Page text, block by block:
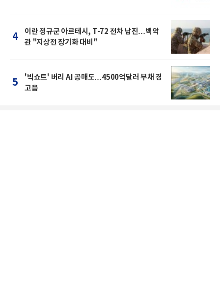
4
이란 정규군 아르테시, T-72 전차 남진…백악
관 "지상전 장기화 대비"
5
'빅쇼트' 버리 AI 공매도…4500억달러 부채 경
고음